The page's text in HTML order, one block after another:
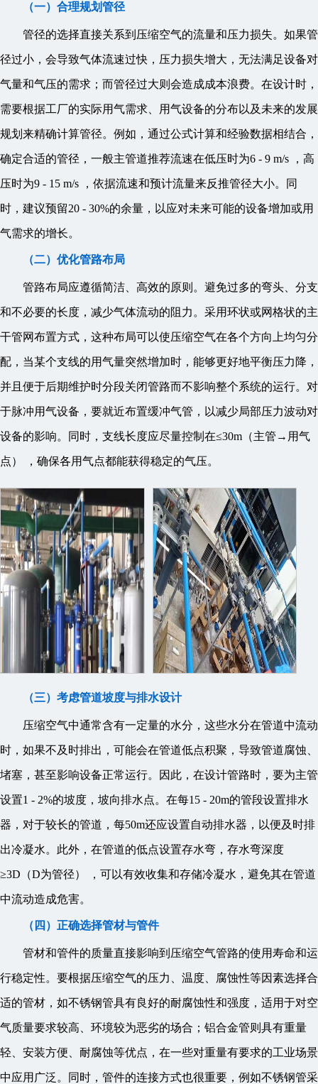
（一）合理规划管径
管径的选择直接关系到压缩空气的流量和压力损失。如果管
径过小，会导致气体流速过快，压力损失增大，无法满足设备对
气量和气压的需求；而管径过大则会造成成本浪费。在设计时，
需要根据工厂的实际用气需求、用气设备的分布以及未来的发展
规划来精确计算管径。例如，通过公式计算和经验数据相结合，
确定合适的管径，一般主管道推荐流速在低压时为6 - 9 m/s ，高
压时为9 - 15 m/s ，依据流速和预计流量来反推管径大小。同
时，建议预留20 - 30%的余量，以应对未来可能的设备增加或用
气需求的增长。
（二）优化管路布局
管路布局应遵循简洁、高效的原则。避免过多的弯头、分支
和不必要的长度，减少气体流动的阻力。采用环状或网格状的主
干管网布置方式，这种布局可以使压缩空气在各个方向上均匀分
配，当某个支线的用气量突然增加时，能够更好地平衡压力降，
并且便于后期维护时分段关闭管路而不影响整个系统的运行。对
于脉冲用气设备，要就近布置缓冲气管，以减少局部压力波动对
设备的影响。同时，支线长度应尽量控制在≤30m（主管→用气
点） ，确保各用气点都能获得稳定的气压。
（三）考虑管道坡度与排水设计
压缩空气中通常含有一定量的水分，这些水分在管道中流动
时，如果不及时排出，可能会在管道低点积聚，导致管道腐蚀、
堵塞，甚至影响设备正常运行。因此，在设计管路时，要为主管
设置1 - 2%的坡度，坡向排水点。在每15 - 20m的管段设置排水
器，对于较长的管道，每50m还应设置自动排水器，以便及时排
出冷凝水。此外，在管道的低点设置存水弯，存水弯深度
≥3D（D为管径） ，可以有效收集和存储冷凝水，避免其在管道
中流动造成危害。
（四）正确选择管材与管件
管材和管件的质量直接影响到压缩空气管路的使用寿命和运
行稳定性。要根据压缩空气的压力、温度、腐蚀性等因素选择合
适的管材，如不锈钢管具有良好的耐腐蚀性和强度，适用于对空
气质量要求较高、环境较为恶劣的场合；铝合金管则具有重量
轻、安装方便、耐腐蚀等优点，在一些对重量有要求的工业场景
中应用广泛。同时，管件的连接方式也很重要，例如不锈钢管采